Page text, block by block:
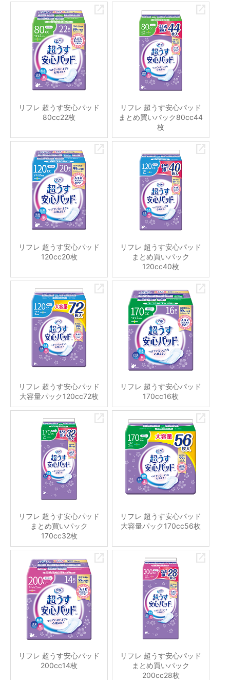
リフレ 超うす安心パッド
80cc22枚
リフレ 超うす安心パッド
まとめ買いパック80cc44
枚
リフレ 超うす安心パッド
120cc20枚
リフレ 超うす安心パッド
まとめ買いパック
120cc40枚
リフレ 超うす安心パッド
大容量パック120cc72枚
リフレ 超うす安心パッド
170cc16枚
リフレ 超うす安心パッド
まとめ買いパック
170cc32枚
リフレ 超うす安心パッド
大容量パック170cc56枚
リフレ 超うす安心パッド
200cc14枚
リフレ 超うす安心パッド
まとめ買いパック
200cc28枚